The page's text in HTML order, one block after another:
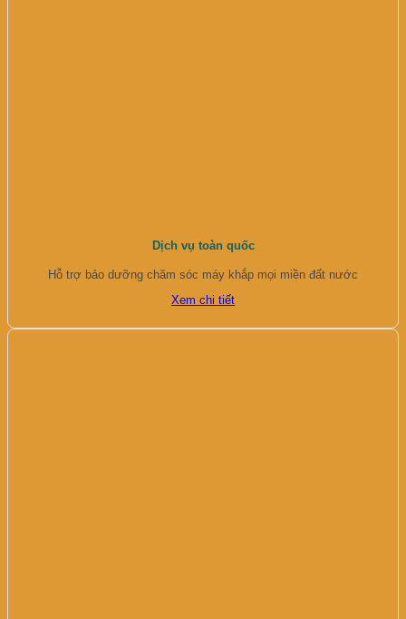
Dịch vụ toàn quốc
Hỗ trợ bảo dưỡng chăm sóc máy khắp mọi miền đất nước
Xem chi tiết